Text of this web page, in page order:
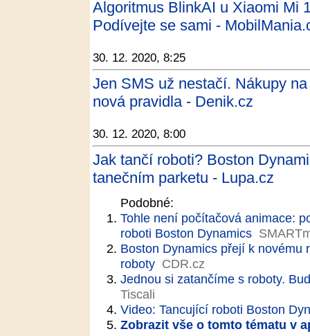
Algoritmus BlinkAI u Xiaomi Mi
Podívejte se sami -
30. 12. 2020, 8:25
Jen SMS už nestačí. Nákupy
nová pravidla - Denik.cz
30. 12. 2020, 8:00
Jak tančí roboti? Boston
tanečním parketu - Lupa.cz
Podobné:
Tohle není počítačová animace:
roboti Boston Dynamics
Boston Dynamics přejí k novému
roboty CDR.cz
Jednou si zatančíme s roboty.
Tiscali
Video: Tancující roboti Boston
Zobrazit vše o tomto tématu v